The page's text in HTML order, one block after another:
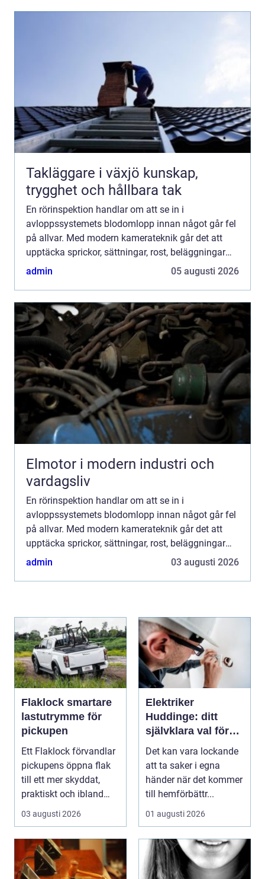
Takläggare i växjö kunskap,
trygghet och hållbara tak
En rörinspektion handlar om att se in i
avloppssystemets blodomlopp innan något går fel
på allvar. Med modern kamerateknik går det att
upptäcka sprickor, sättningar, rost, beläggningar
och felaktiga lutningar i tid. För villaägare,
admin 05 augusti 2026
Elmotor i modern industri och
vardagsliv
En rörinspektion handlar om att se in i
avloppssystemets blodomlopp innan något går fel
på allvar. Med modern kamerateknik går det att
upptäcka sprickor, sättningar, rost, beläggningar
och felaktiga lutningar i tid. För villaägare,
admin 03 augusti 2026
Flaklock smartare
lastutrymme för
pickupen
Ett Flaklock förvandlar
pickupens öppna flak
till ett mer skyddat,
praktiskt och ibland
också mer br...
03 augusti 2026
Elektriker
Huddinge: ditt
självklara val för
säker elinstallation
Det kan vara lockande
att ta saker i egna
händer när det kommer
till hemförbättr...
01 augusti 2026